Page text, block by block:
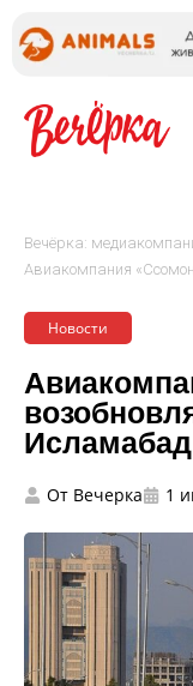
Вечёрка:
Авиакомпания
Новости
Исламабад
От Вечерка 1